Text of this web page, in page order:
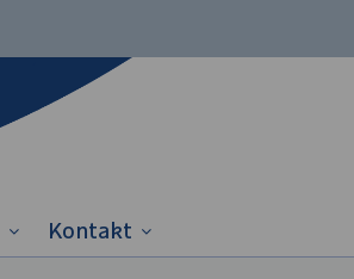
Kontakt